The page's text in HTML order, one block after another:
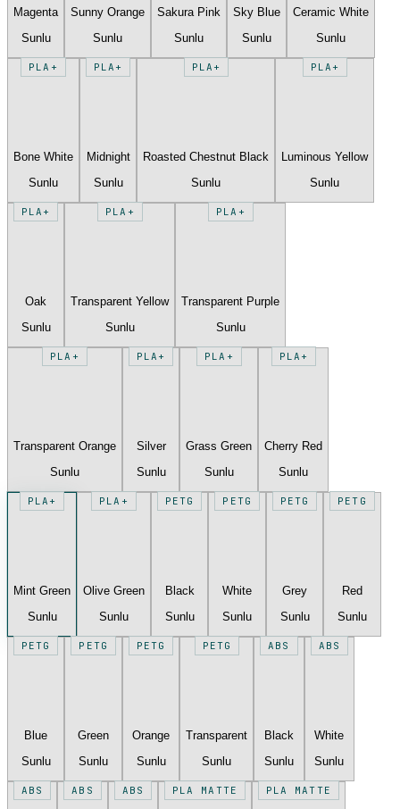
Magenta
Sunlu
Sunny Orange
Sunlu
Sakura Pink
Sunlu
Sky Blue
Sunlu
Ceramic White
Sunlu
PLA+
Bone White
Sunlu
PLA+
Midnight
Sunlu
PLA+
Roasted Chestnut Black
Sunlu
PLA+
Luminous Yellow
Sunlu
PLA+
Oak
Sunlu
PLA+
Transparent Yellow
Sunlu
PLA+
Transparent Purple
Sunlu
PLA+
Transparent Orange
Sunlu
PLA+
Silver
Sunlu
PLA+
Grass Green
Sunlu
PLA+
Cherry Red
Sunlu
PLA+
Mint Green
Sunlu
PLA+
Olive Green
Sunlu
PETG
Black
Sunlu
PETG
White
Sunlu
PETG
Grey
Sunlu
PETG
Red
Sunlu
PETG
Blue
Sunlu
PETG
Green
Sunlu
PETG
Orange
Sunlu
PETG
Transparent
Sunlu
ABS
Black
Sunlu
ABS
White
Sunlu
ABS ABS ABS PLA MATTE PLA MATTE